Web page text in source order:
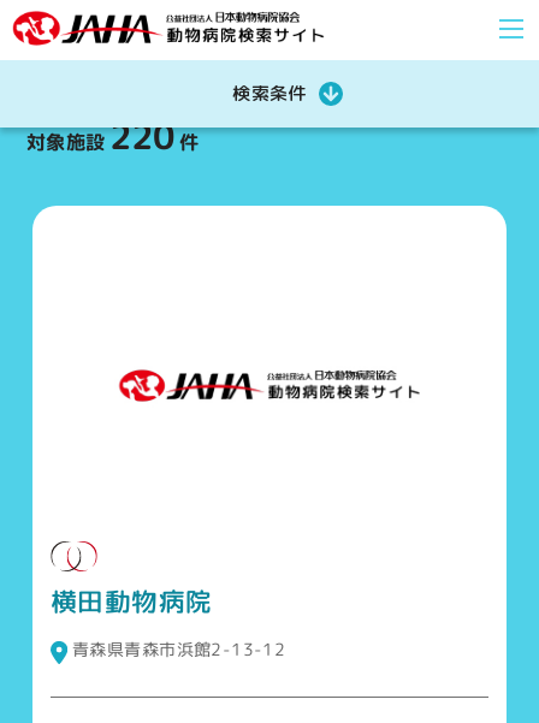
検索条件
対象施設220件
横田動物病院
青森県青森市浜館2-13-12